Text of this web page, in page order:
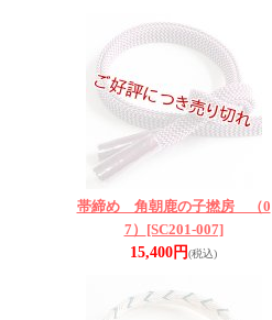
帯締め 角朝鹿の子撚房 （0
7） [SC201-007]
15,400円(税込)